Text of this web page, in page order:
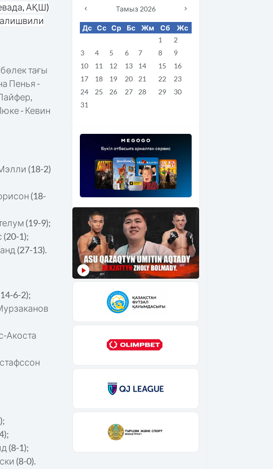
АҚШ)
бөлек тағы
Пенья -
- Кевин
(18-2)
(18-
(19-9);
1);
(27-13).
6-2);
Акоста
(8-1);
(8-0).
Тамыз 2026
Дс Сс Ср Бс Жм Сб
Жс
1
2
3
4 5 6 7 8
9
10
11 12 13 14 15
16
17
18 19 20 21 22
23
24
25 26 27 28 29
30
31